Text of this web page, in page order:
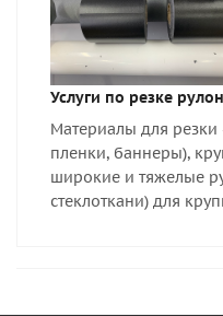
Услуги по резке
Материалы для
пленки, баннеры),
широкие и тяжелые
стеклоткани) для